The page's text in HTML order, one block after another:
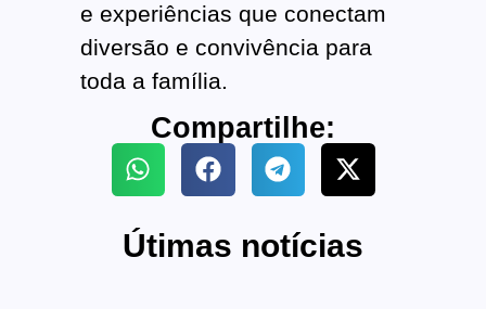
e experiências que conectam
diversão e convivência para
toda a família.
Compartilhe:
Útimas notícias